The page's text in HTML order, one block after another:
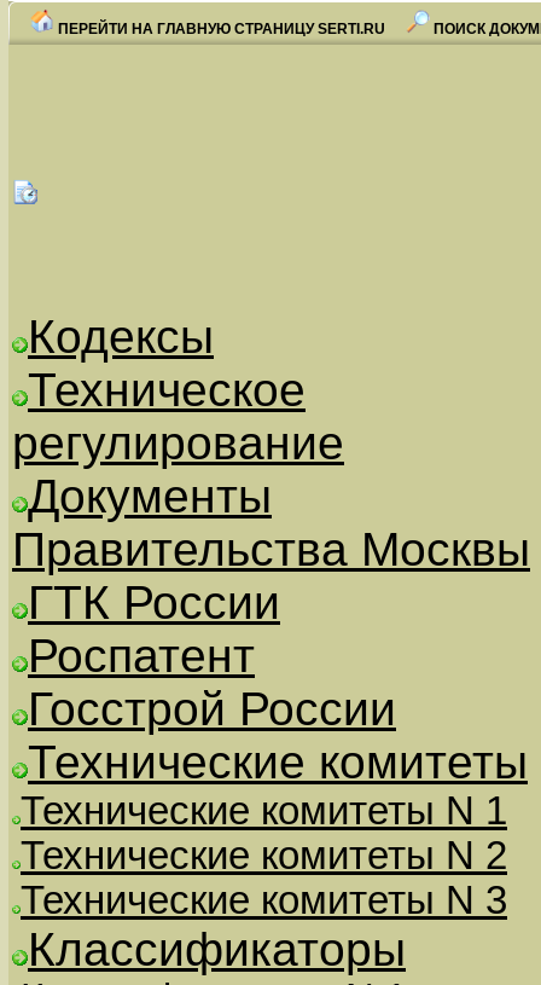
ПЕРЕЙТИ НА ГЛАВНУЮ СТРАНИЦУ SERTI.RU ПОИСК
Кодексы
Техническое
регулирование
Документы
Правительства Москвы
ГТК России
Роспатент
Госстрой России
Технические комитеты
Технические комитеты N 1
Технические комитеты N 2
Технические комитеты N 3
Классификаторы